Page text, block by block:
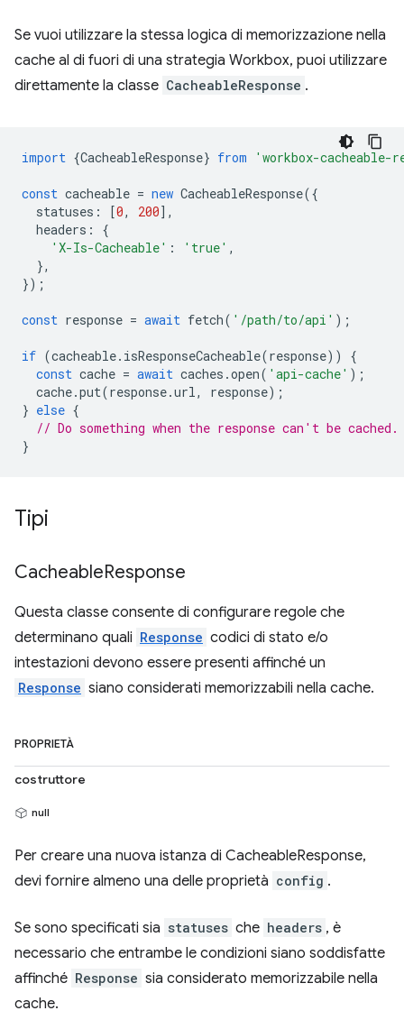
Se vuoi utilizzare la stessa logica di memorizzazione nella
cache al di fuori di una strategia Workbox, puoi utilizzare
direttamente la classe CacheableResponse .
import {CacheableResponse} from 'workbox-cacheable-
const cacheable = new CacheableResponse({
statuses : [0, 200],
headers :
{
'X-Is-Cacheable' : 'true' ,
},
});
const response = await fetch( '/path/to/api' );
if (cacheable. isResponseCacheable(response))
{
const cache = await caches .open( 'api-cache' );
cache.put(response.url, response);
} else {
// Do something when the response can't be cached.
}
Tipi
CacheableResponse
Questa classe consente di configurare regole che
determinano quali Response codici di stato e/o
intestazioni devono essere presenti affinché un
Response siano considerati memorizzabili nella cache.
PROPRIETÀ
costruttore
null
Per creare una nuova istanza di CacheableResponse,
devi fornire almeno una delle proprietà config .
Se sono specificati sia statuses che headers , è
necessario che entrambe le condizioni siano soddisfatte
affinché Response sia considerato memorizzabile nella
cache.